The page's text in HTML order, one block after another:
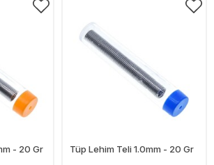
- 20 Gr Tüp Lehim Teli 1.0mm - 20 Gr